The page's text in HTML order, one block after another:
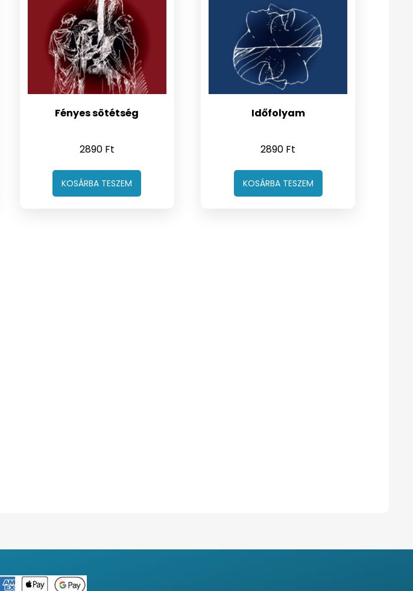
Fényes sötétség
2890 Ft
KOSÁRBA TESZEM
Időfolyam
2890 Ft
KOSÁRBA TESZEM